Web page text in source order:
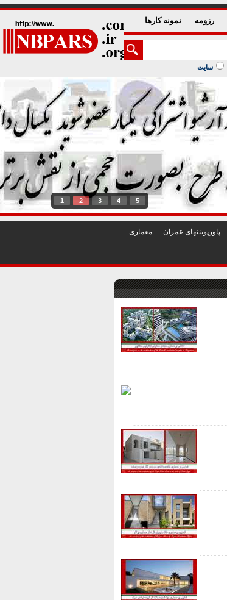
رزومه نمونه کارها
سایت
1 2 3 4 5
پاورپوينتهای عمران معماری